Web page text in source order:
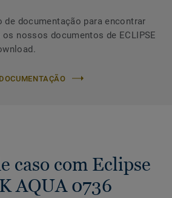
documentação para encontrar
nossos documentos de ECLIPSE
caso com Eclipse
AQUA 0736